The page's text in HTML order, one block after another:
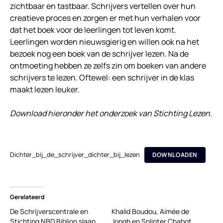
zichtbaar en tastbaar. Schrijvers vertellen over hun
creatieve proces en zorgen er met hun verhalen voor
dat het boek voor de leerlingen tot leven komt.
Leerlingen worden nieuwsgierig en willen ook na het
bezoek nog een boek van de schrijver lezen. Na de
ontmoeting hebben ze zelfs zin om boeken van andere
schrijvers te lezen. Oftewel: een schrijver in de klas
maakt lezen leuker.
Download hieronder het onderzoek van Stichting Lezen.
Dichter_bij_de_schrijver_dichter_bij_lezen DOWNLOADEN
Gerelateerd
De Schrijverscentrale en
Khalid Boudou, Aimée de